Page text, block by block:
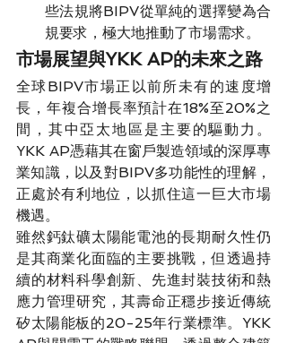
些法規將BIPV從單純的選擇變為合
規要求，極大地推動了市場需求。
市場展望與YKK AP的未來之路
全球BIPV市場正以前所未有的速度增
長，年複合增長率預計在18%至20%之
間，其中亞太地區是主要的驅動力。
YKK AP憑藉其在窗戶製造領域的深厚專
業知識，以及對BIPV多功能性的理解，
正處於有利地位，以抓住這一巨大市場
機遇。
雖然鈣鈦礦太陽能電池的長期耐久性仍
是其商業化面臨的主要挑戰，但透過持
續的材料科學創新、先進封裝技術和熱
應力管理研究，其壽命正穩步接近傳統
矽太陽能板的20-25年行業標準。YKK